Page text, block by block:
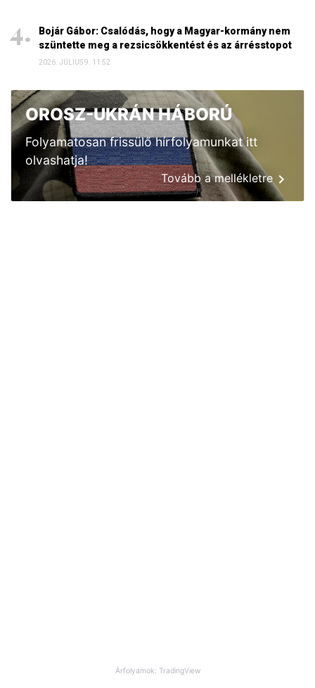
Bojár Gábor: Csalódás, hogy a Magyar-kormány nem
szüntette meg a rezsicsökkentést és az árrésstopot
2026. JÚLIUS 9. 11:52
OROSZ-UKRÁN HÁBORÚ
Folyamatosan frissülő hírfolyamunkat itt
olvashatja!
Tovább a mellékletre
Árfolyamok: TradingView